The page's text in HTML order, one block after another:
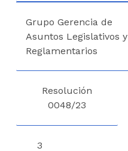
Grupo Gerencia de
Asuntos Legislativos y
Reglamentarios
Resolución
0048/23
3